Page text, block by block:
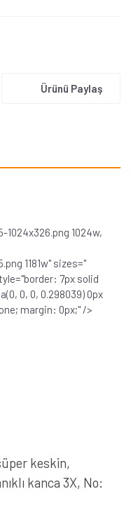
Ürünü Paylaş
1024w,
1181w" sizes="
7px solid
0, 0, 0.298039) 0px
margin: 0px;" />
keskin,
kanca 3X, No: